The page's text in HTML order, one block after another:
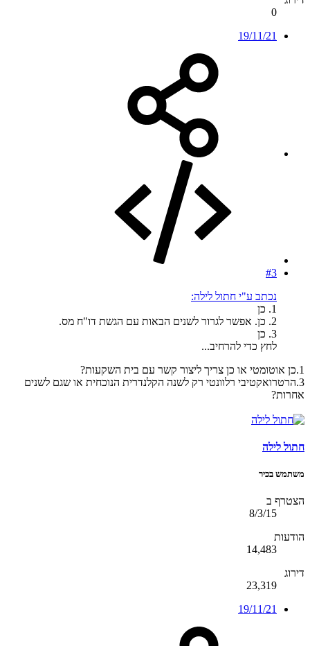
0
19/11/21
#3
נכתב ע"י חתול לילה:
1. כן
2. כן. אפשר לגרור לשנים הבאות עם הגשת דו"ח מס.
3. כן
לחץ כדי להרחיב...
1.כן אוטומטי או כן צריך ליצור קשר עם בית השקעות?
3.הרטרואקטיבי רלוונטי רק לשנה הקלנדרית הנוכחית או שגם לשנים
אחרות?
חתול לילה
משתמש בכיר
הצטרף ב
8/3/15
הודעות
14,483
דירוג
23,319
19/11/21